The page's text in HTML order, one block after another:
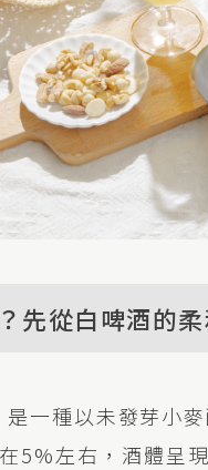
先從白啤酒的
一種以未發芽小
5%左右，酒體呈